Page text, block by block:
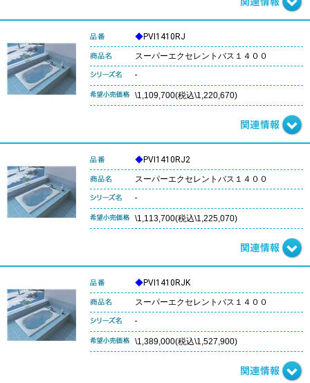
◆PVI1410RJ
スーパーエクセレントバス１４００
-
\1,109,700(税込\1,220,670)
◆PVI1410RJ2
スーパーエクセレントバス１４００
-
\1,113,700(税込\1,225,070)
◆PVI1410RJK
スーパーエクセレントバス１４００
-
\1,389,000(税込\1,527,900)